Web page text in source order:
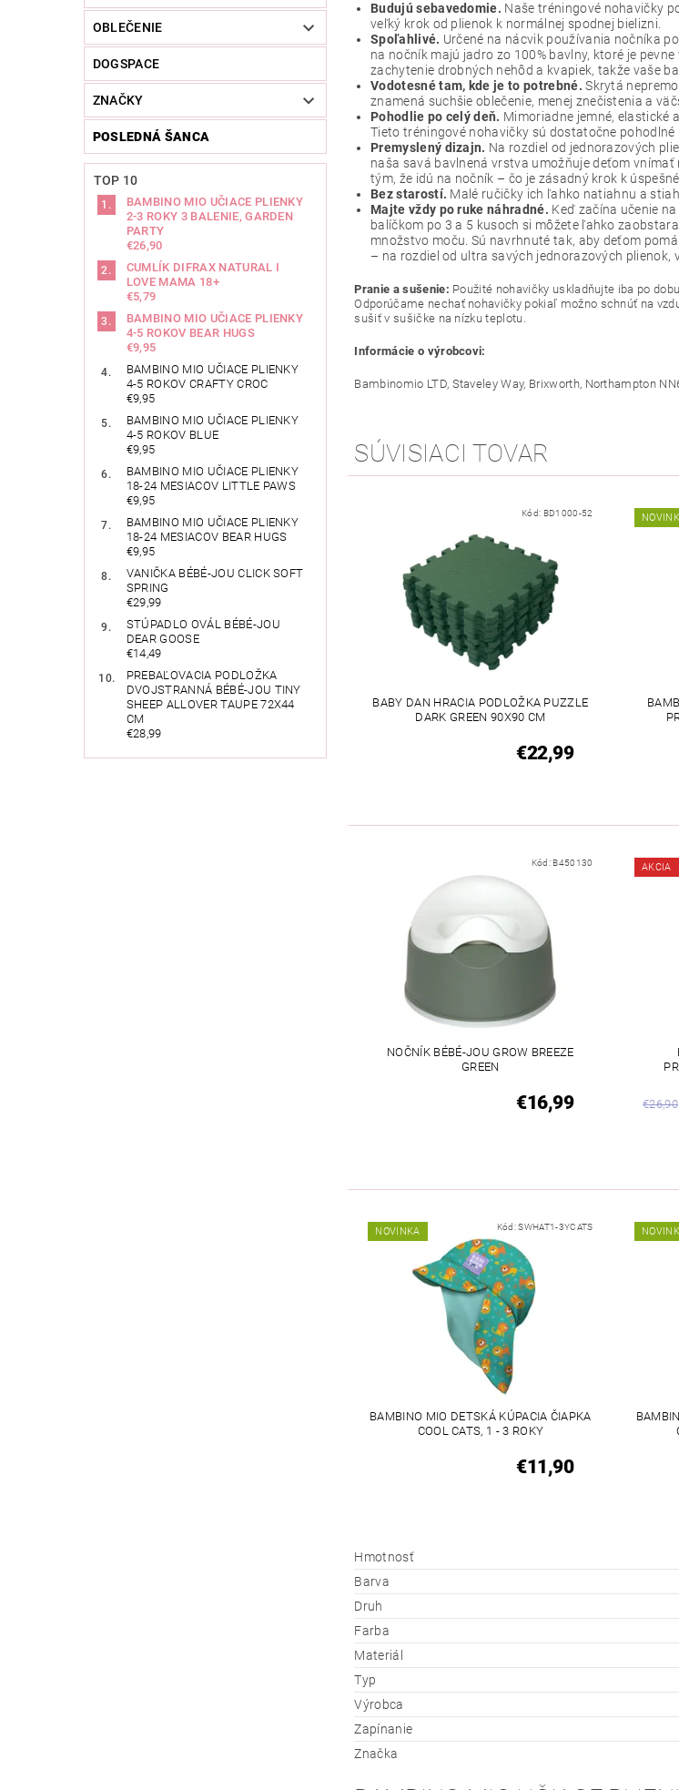
OBLEČENIE
DOGSPACE
ZNAČKY
POSLEDNÁ ŠANCA
TOP 10
BAMBINO MIO UČIACE PLIENKY
2-3 ROKY 3 BALENIE, GARDEN
PARTY
€26,90
CUMLÍK DIFRAX NATURAL I
LOVE MAMA 18+
€5,79
BAMBINO MIO UČIACE PLIENKY
4-5 ROKOV BEAR HUGS
€9,95
BAMBINO MIO UČIACE PLIENKY
4-5 ROKOV CRAFTY CROC
€9,95
BAMBINO MIO UČIACE PLIENKY
4-5 ROKOV BLUE
€9,95
BAMBINO MIO UČIACE PLIENKY
18-24 MESIACOV LITTLE PAWS
€9,95
BAMBINO MIO UČIACE PLIENKY
18-24 MESIACOV BEAR HUGS
€9,95
VANIČKA BÉBÉ-JOU CLICK SOFT
SPRING
€29,99
STÚPADLO OVÁL BÉBÉ-JOU
DEAR GOOSE
€14,49
PREBAĽOVACIA PODLOŽKA
DVOJSTRANNÁ BÉBÉ-JOU TINY
SHEEP ALLOVER TAUPE 72X44
CM
€28,99
Budujú sebavedomie. Naše tréningové nohavičky
veľký krok od plienok k normálnej spodnej bielizni.
Spoľahlivé. Určené na nácvik používania nočníka
na nočník majú jadro zo 100% bavlny, ktoré je
zachytenie drobných nehôd a kvapiek, takže vaše
Vodotesné tam, kde je to potrebné. Skrytá
znamená suchšie oblečenie, menej znečistenia a
Pohodlie po celý deň. Mimoriadne jemné, elastické
Tieto tréningové nohavičky sú dostatočne pohodlné
Premyslený dizajn. Na rozdiel od jednorazových
naša savá bavlnená vrstva umožňuje deťom
tým, že idú na nočník – čo je zásadný krok k
Bez starostí. Malé ručičky ich ľahko natiahnu a
Majte vždy po ruke náhradné. Keď začína učenie
balíčkom po 3 a 5 kusoch si môžete ľahko
množstvo moču. Sú navrhnuté tak, aby deťom
– na rozdiel od ultra savých jednorazových plienok,
Pranie a sušenie: Použité nohavičky uskladňujte iba po
Odporúčame nechať nohavičky pokiaľ možno schnúť na
sušiť v sušičke na nízku teplotu.
Informácie o výrobcovi:
Bambinomio LTD, Staveley Way, Brixworth, Northampton
SÚVISIACI TOVAR
Kód: BD1000-52
BABY DAN HRACIA PODLOŽKA PUZZLE
DARK GREEN 90X90 CM
€22,99
Kód: B450130
NOČNÍK BÉBÉ-JOU GROW BREEZE
GREEN
€16,99
AKCIA
€26,90
NOVINKA Kód:SWHAT1-3YCATS
BAMBINO MIO DETSKÁ KÚPACIA ČIAPKA
COOL CATS, 1 - 3 ROKY
€11,90
Hmotnosť
Barva
Druh
Farba
Materiál
Typ
Výrobca
Zapínanie
Značka